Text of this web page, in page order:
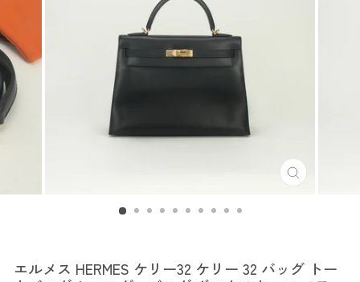
エルメス HERMES ケリー32 ケリー 32 バッグ トー